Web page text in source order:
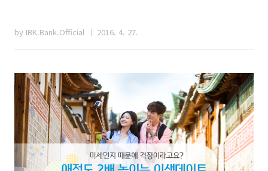
by IBK.Bank.Official 2016. 4. 27.